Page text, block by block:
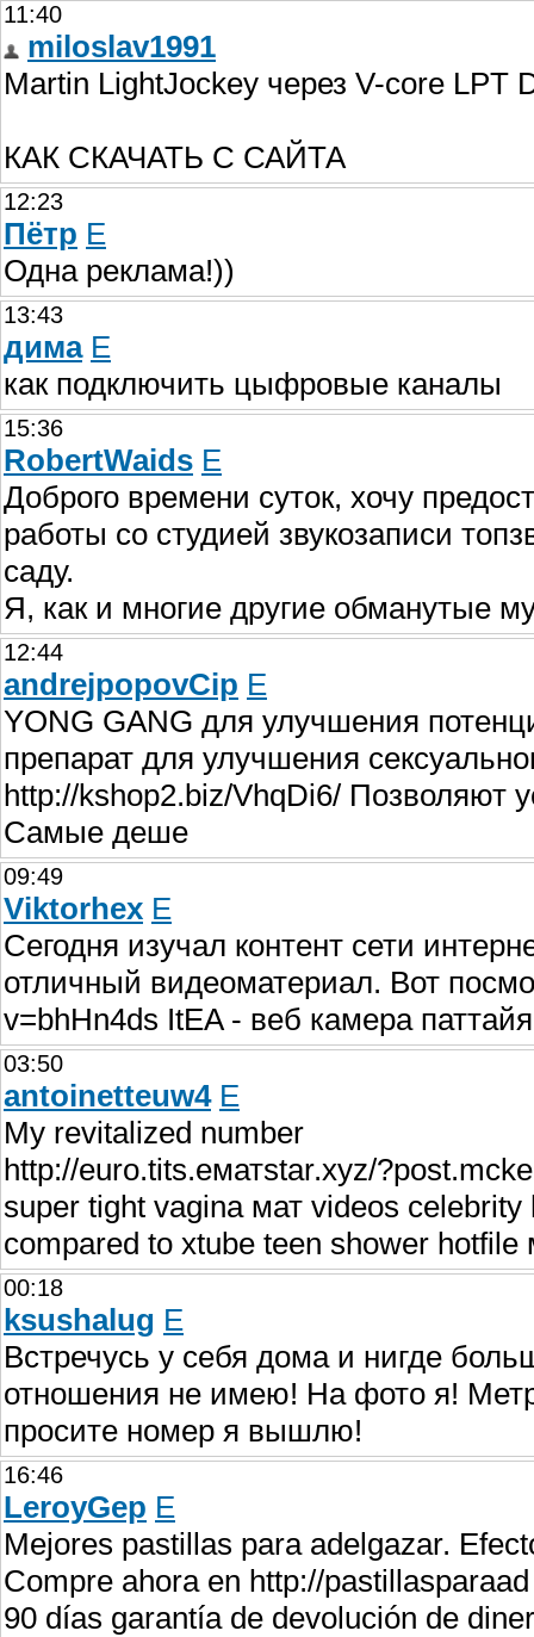
11:40
miloslav1991
Martin LightJockey через V-core LPT
КАК СКАЧАТЬ С САЙТА
12:23
Пётр E
Одна реклама!))
13:43
дима E
как подключить цыфровые каналы
15:36
RobertWaids E
Доброго времени суток, хочу
работы со студией звукозаписи
саду.
Я, как и многие другие обманутые
12:44
andrejpopovCip E
YONG GANG для улучшения
препарат для улучшения
http://kshop2.biz/VhqDi6/ Позволяют
Самые деше
09:49
Viktorhex E
Сегодня изучал контент сети
отличный видеоматериал. Вот
v=bhHn4ds ItEA - веб камера
03:50
antoinetteuw4 E
My revitalized number
http://euro.tits.eматstar.xyz/
super tight vagina мат videos
compared to xtube teen shower hotfile
00:18
ksushalug E
Встречусь у себя дома и нигде
отношения не имею! На фото я!
просите номер я вышлю!
16:46
LeroyGep E
Mejores pastillas para adelgazar.
Compre ahora en http://
90 días garantía de devolución de